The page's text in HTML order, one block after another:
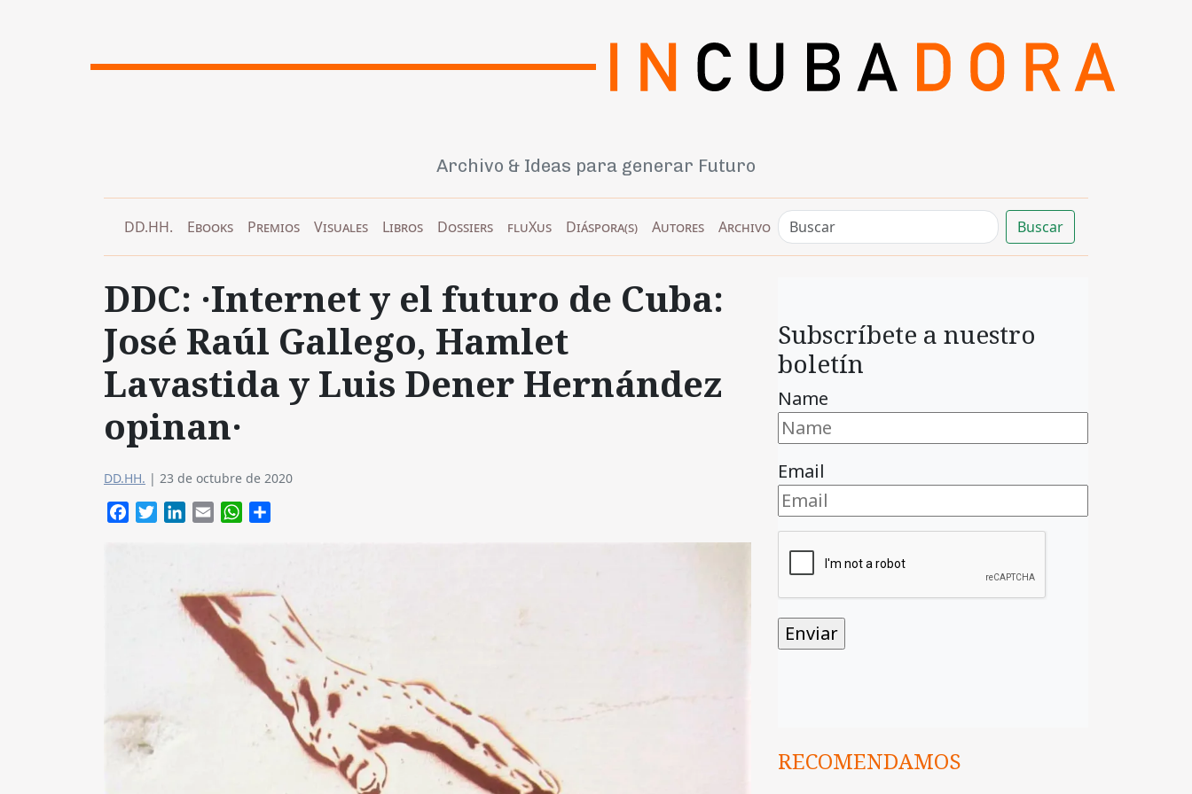
Archivo & Ideas para generar Futuro
DD.HH. Ebooks Premios Visuales Libros Dossiers fluXus Diáspora(s) Autores Archivo Buscar
DDC: ·Internet y el futuro de Cuba:
José Raúl Gallego, Hamlet
Lavastida y Luis Dener Hernández
opinan·
DD.HH. | 23 de octubre de 2020
FacebookTwitterLinkedIn
Email WhatsApp
Subscríbete a nuestro
boletín
Name
Email
RECOMENDAMOS